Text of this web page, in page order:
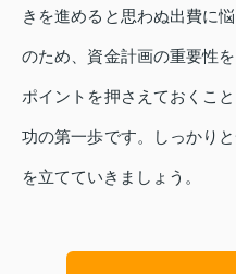
きを進めると思わぬ出費に
のため、資金計画の重要性
ポイントを押さえておくこ
功の第一歩です。しっかり
を立てていきましょう。